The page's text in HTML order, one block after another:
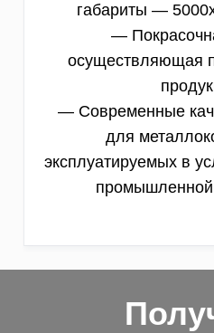
габариты —
—
осуществляющая
— Современные
для
эксплуатируемых в